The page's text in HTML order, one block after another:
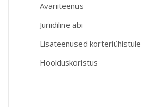
Avariiteenus
Juriidiline abi
Lisateenused korteriühistule
Hoolduskoristus